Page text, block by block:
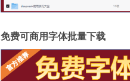
免费可商用字体批量下载